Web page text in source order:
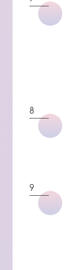
8
9